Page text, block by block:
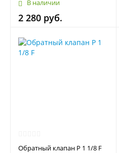
В наличии
2 280 руб.
Обратный клапан Р 1 1/8 F